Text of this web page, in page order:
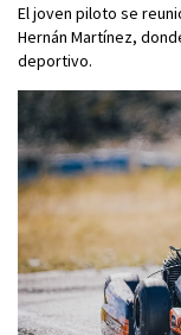
El joven piloto se
Hernán Martínez,
deportivo.